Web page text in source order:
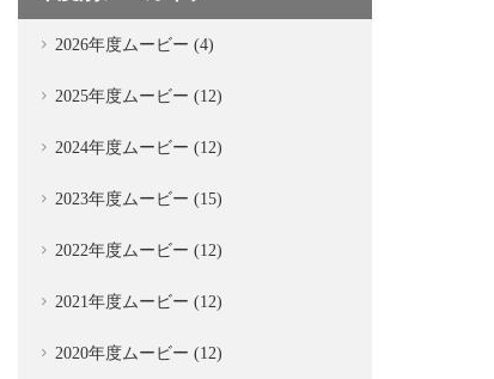
2026年度ムービー (4)
2025年度ムービー (12)
2024年度ムービー (12)
2023年度ムービー (15)
2022年度ムービー (12)
2021年度ムービー (12)
2020年度ムービー (12)